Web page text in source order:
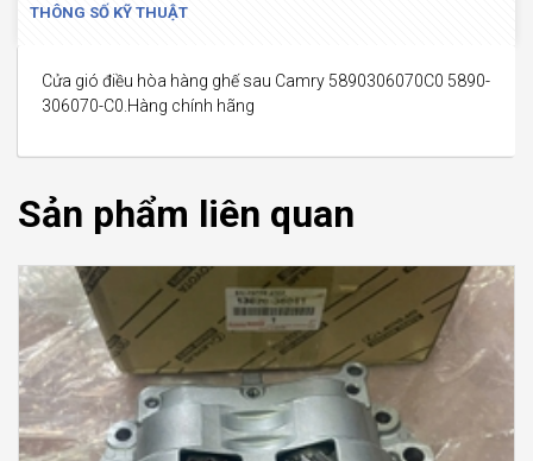
THÔNG SỐ KỸ THUẬT
Cửa gió điều hòa hàng ghế sau Camry 5890306070C0 5890-
306070-C0.Hàng chính hãng
Sản phẩm liên quan